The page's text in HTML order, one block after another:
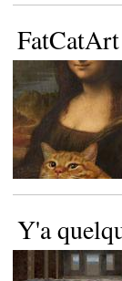
FatCatArt
Y'a